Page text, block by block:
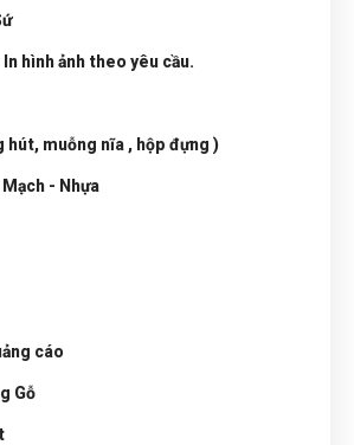
In hình ảnh theo yêu cầu.
hút, muỗng nĩa , hộp đựng )
Mạch - Nhựa
cáo
Gỗ